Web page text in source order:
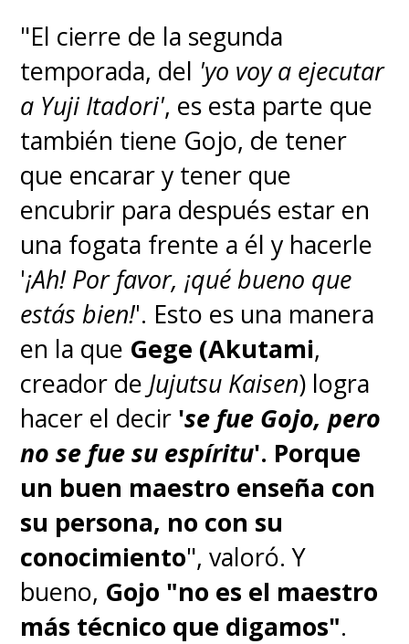
"El cierre de la segunda
temporada, del 'yo voy a ejecutar
a Yuji Itadori', es esta parte que
también tiene Gojo, de tener
que encarar y tener que
encubrir para después estar en
una fogata frente a él y hacerle
'¡Ah! Por favor, ¡qué bueno que
estás bien!'. Esto es una manera
en la que Gege (Akutami,
creador de Jujutsu Kaisen) logra
hacer el decir 'se fue Gojo, pero
no se fue su espíritu'. Porque
un buen maestro enseña con
su persona, no con su
conocimiento", valoró. Y
bueno, Gojo "no es el maestro
más técnico que digamos".